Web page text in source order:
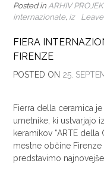
Posted inARHIV
internazionale, iz
FIERA
FIRENZE
POSTED ON 25.
Fierra della ceramica
umetnike, ki ustvarjajo
keramikov “ARTE
mestne občine
predstavimo